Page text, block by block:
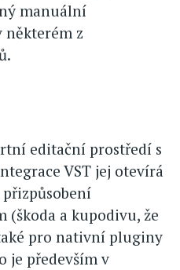
manuální
z
editační prostředí s
VST jej otevírá
a kupodivu, že
pro nativní pluginy
je především v